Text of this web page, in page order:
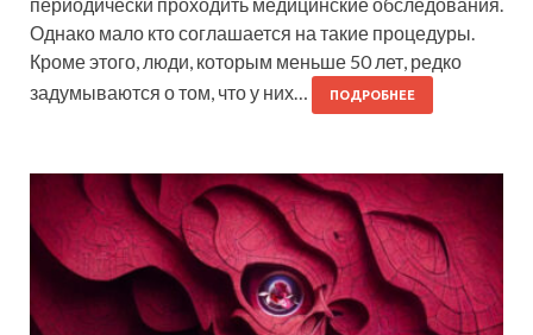
Однако мало кто соглашается на такие процедуры.
Кроме этого, люди, которым меньше 50 лет, редко
задумываются о том, что у них…
ПОДРОБНЕЕ